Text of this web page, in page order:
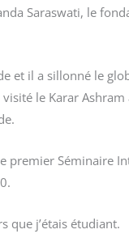
Saraswati, le
et il a sillonné le
le Karar
Séminaire
que j’étais étudiant.